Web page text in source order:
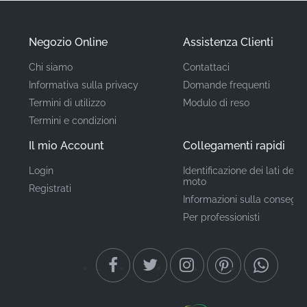
calibrato per completare perfettamente la livrea
Codice Articolo
(MPN)
560692587
Produttore
Posizione di
montaggio
Striscia per cerchione
Quando si tratta di mantenere una moto di prima
Negozio Online
Chi siamo
Informativa sulla privacy
Termini di utilizzo
Termini e condizioni
Il mio Account
Login
Registrati
Assistenza Clienti
Contattaci
Domande frequenti
Modulo di reso
Collegamenti rapidi
Identificazione dei lati della
moto
Informazioni sulla
Per professionisti